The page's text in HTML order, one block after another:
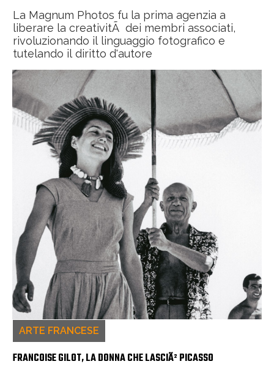
La Magnum Photos fu la prima agenzia a
liberare la creativitÃ dei membri associati,
rivoluzionando il linguaggio fotografico e
tutelando il diritto d'autore
ARTE FRANCESE
FRANCOISE GILOT, LA DONNA CHE LASCIÃ² PICASSO